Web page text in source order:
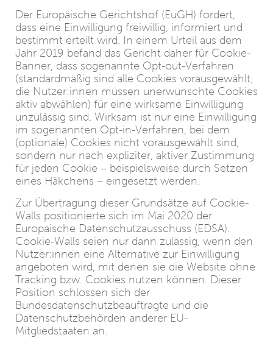
Der Europäische Gerichtshof (EuGH) fordert,
dass eine Einwilligung freiwillig, informiert und
bestimmt erteilt wird. In einem Urteil aus dem
Jahr 2019 befand das Gericht daher für Cookie-
Banner, dass sogenannte Opt-out-Verfahren
(standardmäßig sind alle Cookies vorausgewählt;
die Nutzer:innen müssen unerwünschte Cookies
aktiv abwählen) für eine wirksame Einwilligung
unzulässig sind. Wirksam ist nur eine Einwilligung
im sogenannten Opt-in-Verfahren, bei dem
(optionale) Cookies nicht vorausgewählt sind,
sondern nur nach expliziter, aktiver Zustimmung
für jeden Cookie – beispielsweise durch Setzen
eines Häkchens – eingesetzt werden.
Zur Übertragung dieser Grundsätze auf Cookie-
Walls positionierte sich im Mai 2020 der
Europäische Datenschutzausschuss (EDSA).
Cookie-Walls seien nur dann zulässig, wenn den
Nutzer:innen eine Alternative zur Einwilligung
angeboten wird, mit denen sie die Website ohne
Tracking bzw. Cookies nutzen können. Dieser
Position schlossen sich der
Bundesdatenschutzbeauftragte und die
Datenschutzbehörden anderer EU-
Mitgliedstaaten an.